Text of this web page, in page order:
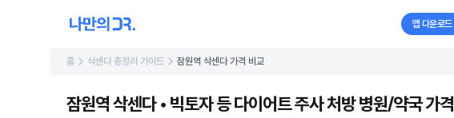
앱 다운로드
홈 삭센다 총정리 가이드 잠원역 삭센다 가격 비교
잠원역 삭센다 • 빅토자 등 다이어트 주사 처방 병원/약국 가